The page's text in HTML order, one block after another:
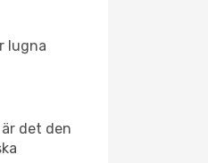
lugna
det den